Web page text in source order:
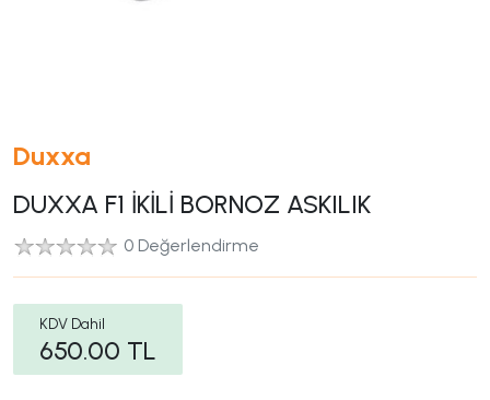
Duxxa
DUXXA F1 İKİLİ BORNOZ ASKILIK
0 Değerlendirme
KDV Dahil
650.00 TL